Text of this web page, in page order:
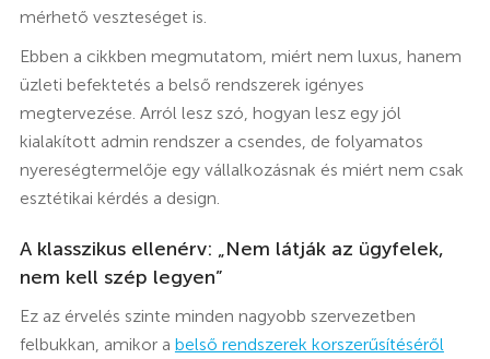
mérhető veszteséget is.
Ebben a cikkben megmutatom, miért nem luxus, hanem
üzleti befektetés a belső rendszerek igényes
megtervezése. Arról lesz szó, hogyan lesz egy jól
kialakított admin rendszer a csendes, de folyamatos
nyereségtermelője egy vállalkozásnak és miért nem csak
esztétikai kérdés a design.
A klasszikus ellenérv: „Nem látják az ügyfelek,
nem kell szép legyen”
Ez az érvelés szinte minden nagyobb szervezetben
felbukkan, amikor a belső rendszerek korszerűsítéséről